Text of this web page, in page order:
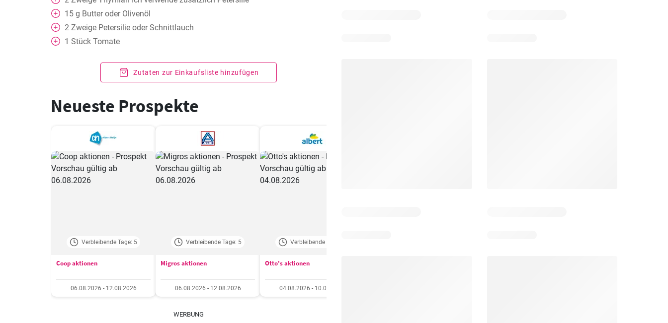
15 g Butter oder Olivenöl
2 Zweige Petersilie oder Schnittlauch
1 Stück Tomate
Zutaten zur Einkaufsliste hinzufügen
Neueste Prospekte
Verbleibende Tage: 5
Coop aktionen
06.08.2026 - 12.08.2026
Verbleibende Tage: 5
Migros aktionen
06.08.2026 - 12.08.2026
Verbleibende Tage: 3
Otto's aktionen
04.08.2026 - 10.08.2026
WERBUNG